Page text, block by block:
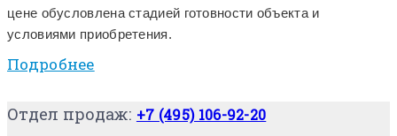
цене обусловлена стадией готовности объекта и
условиями приобретения.
Подробнее
Отдел продаж: +7 (495) 106-92-20